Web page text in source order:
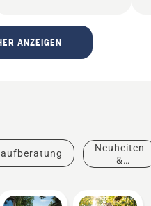
ANZEIGEN
Neuheiten
&